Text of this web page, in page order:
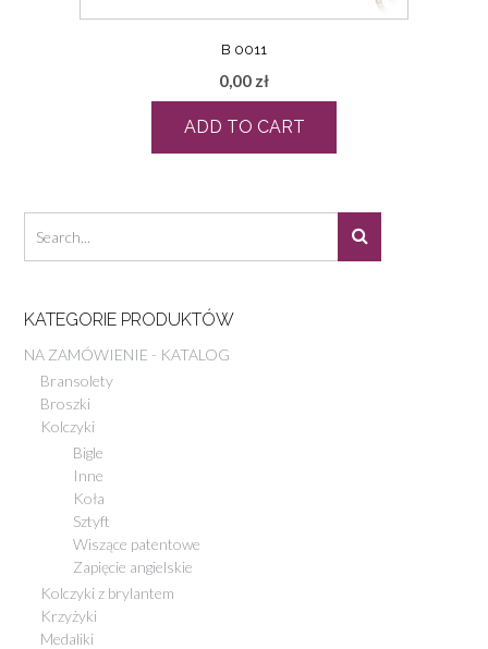
B 0011
0,00 zł
ADD TO CART
KATEGORIE PRODUKTÓW
NA ZAMÓWIENIE - KATALOG
Bransolety
Broszki
Kolczyki
Bigle
Inne
Koła
Sztyft
Wiszące patentowe
Zapięcie angielskie
Kolczyki z brylantem
Krzyżyki
Medaliki